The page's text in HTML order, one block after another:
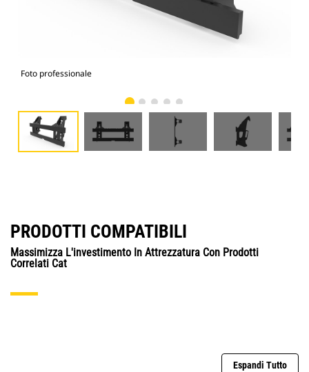
Foto professionale
PRODOTTI COMPATIBILI
Massimizza L'investimento In Attrezzatura Con Prodotti
Correlati Cat
Espandi Tutto